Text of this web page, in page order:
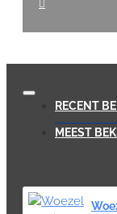
RECENT
MEEST